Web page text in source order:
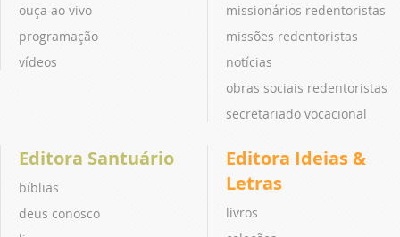
ouça ao vivo
programação
vídeos
missionários redentoristas
missões redentoristas
notícias
obras sociais redentoristas
secretariado vocacional
Editora Santuário
bíblias
deus conosco
Editora Ideias &
Letras
livros